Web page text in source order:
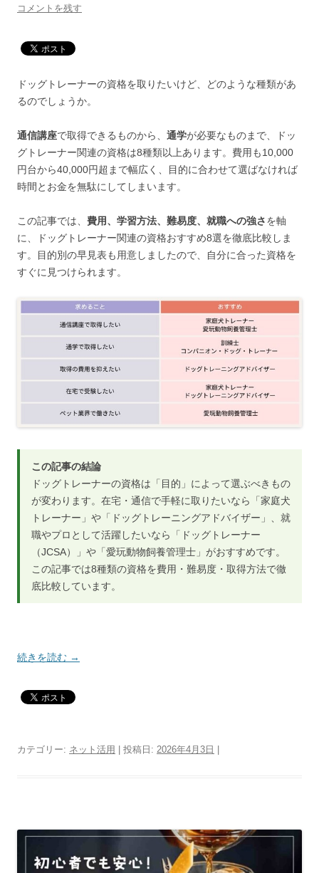
コメントを残す
ドッグトレーナーの資格を取りたいけど、どのような種類があ
るのでしょうか。
通信講座で取得できるものから、 通学が必要なものまで、ドッ
グトレーナー関連の資格は8種類以上あります。費用も10,000
円台から40,000円超まで幅広く、目的に合わせて選ばなければ
時間とお金を無駄にしてしまいます。
この記事では、 費用、学習方法、難易度、就職への強さを軸
に、ドッグトレーナー関連の資格おすすめ8選を徹底比較しま
す。目的別の早見表も用意しましたので、自分に合った資格を
すぐに見つけられます。
この記事の結論
ドッグトレーナーの資格は「目的」によって選ぶべきもの
が変わります。在宅・通信で手軽に取りたいなら「家庭犬
トレーナー」や「ドッグトレーニングアドバイザー」、就
職やプロとして活躍したいなら「ドッグトレーナー
（JCSA）」や「愛玩動物飼養管理士」がおすすめです。
この記事では8種類の資格を費用・難易度・取得方法で徹
底比較しています。
続きを読む →
カテゴリー: ネット活用 | 投稿日: 2026年4月3日